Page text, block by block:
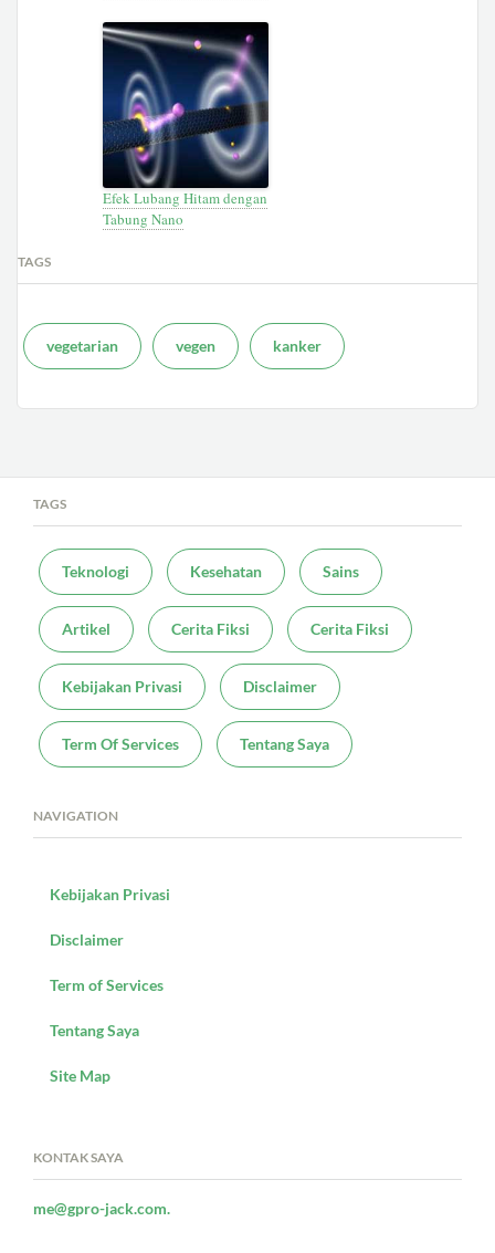
Efek Lubang Hitam dengan
Tabung Nano
TAGS
vegetarian vegen kanker
TAGS
Teknologi Kesehatan Sains
Artikel Cerita Fiksi Cerita Fiksi
Kebijakan Privasi Disclaimer
Term Of Services Tentang Saya
NAVIGATION
Kebijakan Privasi
Disclaimer
Term of Services
Tentang Saya
Site Map
KONTAK SAYA
me@gpro-jack.com.